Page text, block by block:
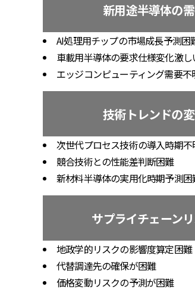
新用途半導体の
AI処理用チップの市場成長予測困
車載用半導体の要求仕様変化激し
エッジコンピューティング需要不
技術トレンドの
次世代プロセス技術の導入時期不
競合技術との性能差判断困難
新材料半導体の実用化時期予測困
サプライチェーン
地政学的リスクの影響度算定困難
代替調達先の確保が困難
価格変動リスクの予測が困難